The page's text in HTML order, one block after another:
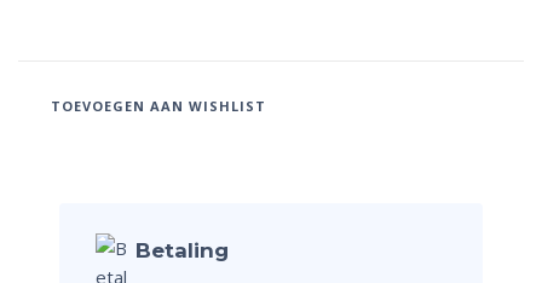
TOEVOEGEN AAN WISHLIST
Betaling